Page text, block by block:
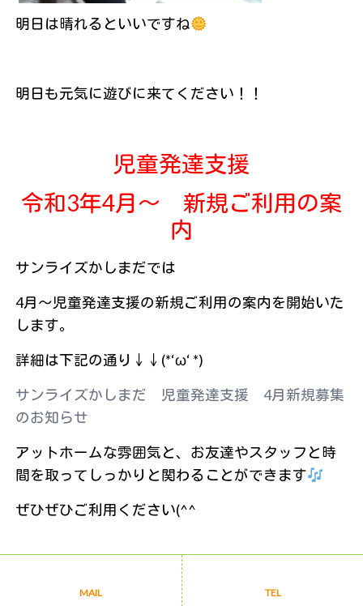
明日は晴れるといいですね
明日も元気に遊びに来てください！！
児童発達支援
令和3年4月～ 新規ご利用の案
内
サンライズかしまだでは
4月～児童発達支援の新規ご利用の案内を開始いた
します。
詳細は下記の通り↓↓(*‘ω‘ *)
サンライズかしまだ 児童発達支援 4月新規募集
のお知らせ
アットホームな雰囲気と、お友達やスタッフと時
間を取ってしっかりと関わることができます
ぜひぜひご利用ください(^^
MAIL TEL